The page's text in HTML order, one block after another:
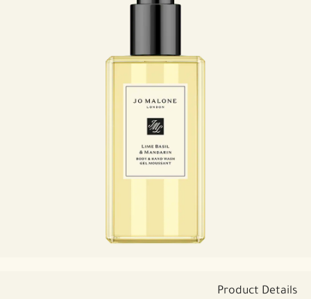
Product Details